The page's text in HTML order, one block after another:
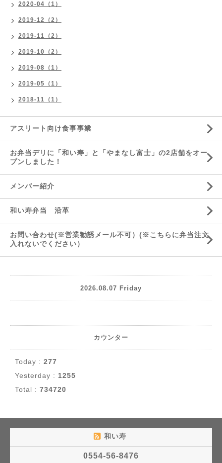
2020-04（1）
2019-12（2）
2019-11（2）
2019-10（2）
2019-08（1）
2019-05（1）
2018-11（1）
アスリート向け食事事業
お弁当デリに「和い寿」と「やまなし富士」の2店舗をオー
プンしました！
メンバー紹介
和い寿弁当 沿革
お問い合わせ(※営業勧誘メール不可）(※こちらに弁当注文
入れないでください）
2026.08.07 Friday
カウンター
Today : 277
Yesterday : 1255
Total : 734720
和い寿
0554-56-8476